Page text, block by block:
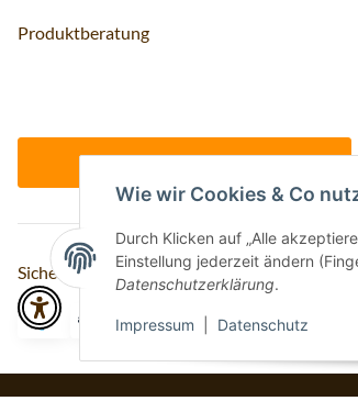
Wie wir Cookies & Co
Durch Klicken auf „Alle
Einstellung jederzeit ändern
Datenschutzerklärung.
Impressum Datenschutz
Produktberatung
Vertrag widerrufen
Sicher bezahlen via:
* Alle Preise inkl. gesetzlicher USt., inkl.Versand